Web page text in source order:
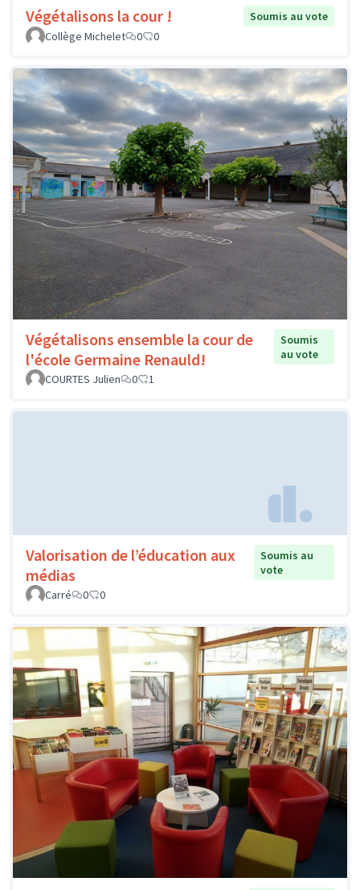
Végétalisons la cour !
Soumis au vote
Collège Michelet
0 0
Végétalisons ensemble la cour de
l'école Germaine Renauld!
Soumis
au vote
COURTES Julien
0 1
Valorisation de l’éducation aux
médias
Soumis au
vote
Carré
0 0